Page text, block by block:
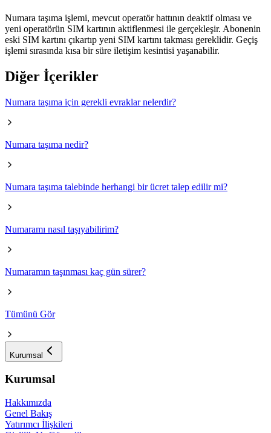
Numara taşıma işlemi, mevcut operatör hattının deaktif olması ve
yeni operatörün SIM kartının aktiflenmesi ile gerçekleşir. Abonenin
eski SIM kartını çıkartıp yeni SIM kartını takması gereklidir. Geçiş
işlemi sırasında kısa bir süre iletişim kesintisi yaşanabilir. ​
Diğer İçerikler
Numara taşıma için gerekli evraklar nelerdir?
Numara taşıma nedir?
Numara taşıma talebinde herhangi bir ücret talep edilir mi?
Numaramı nasıl taşıyabilirim?
Numaramın taşınması kaç gün sürer?
Tümünü Gör
Kurumsal
Kurumsal
Hakkımızda
Genel Bakış
Yatırımcı İlişkileri